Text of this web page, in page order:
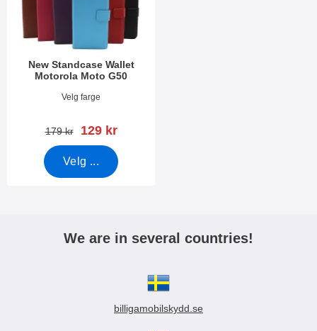
New Standcase Wallet
Motorola Moto G50
Varenummer 40597
Velg farge
gammel pris
179 kr ny pris
129 kr
Velg ...
We are in several countries!
billigamobilskydd.se